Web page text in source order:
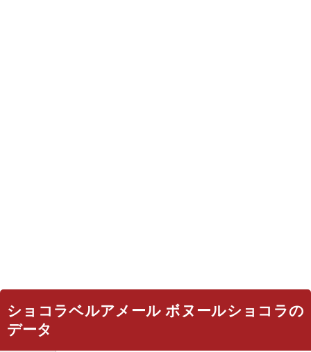
ショコラベルアメール ボヌールショコラの
データ